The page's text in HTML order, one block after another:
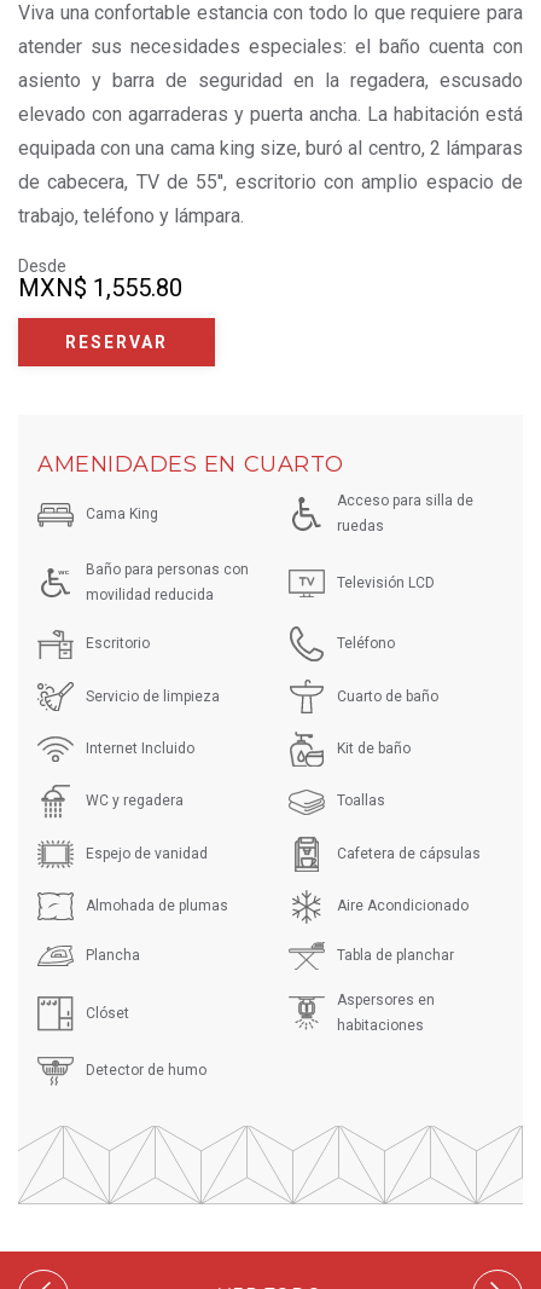
Viva una confortable estancia con todo lo que requiere para
atender sus necesidades especiales: el baño cuenta con
asiento y barra de seguridad en la regadera, escusado
elevado con agarraderas y puerta ancha. La habitación está
equipada con una cama king size, buró al centro, 2 lámparas
de cabecera, TV de 55'', escritorio con amplio espacio de
trabajo, teléfono y lámpara.
Desde
MXN$ 1,555.80
RESERVAR
AMENIDADES EN CUARTO
Cama King
Acceso para silla de
ruedas
Baño para personas con
movilidad reducida
Televisión LCD
Escritorio Teléfono
Servicio de limpieza Cuarto de baño
Internet Incluido Kit de baño
WC y regadera Toallas
Espejo de vanidad Cafetera de cápsulas
Almohada de plumas Aire Acondicionado
Plancha Tabla de planchar
Clóset
Aspersores en
habitaciones
Detector de humo